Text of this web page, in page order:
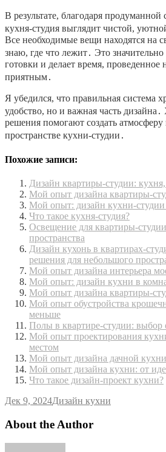
В результате, благодаря продуманной
кухня-студия выглядит чистой,
Все необходимые вещи находятся на
знаю, где что лежит․ Это значительно
готовки и делает время, проведенное
приятным․
Я убедился, что правильная система
удобство, но и важная часть
решения помогают создать
пространстве кухни-студии․
Похожие записи:
Дизайн квартиры-студии:
Мой опыт дизайна квартиры-
Мой опыт: дизайн кухни-
Что такое кухня-студия?
Освещение для квартиры-
пространства
Дизайн кухонь в квартирах-
решения для небольшого
Мой опыт дизайна интерьера
Мой опыт: дизайн кухни в
Мой опыт дизайна квартиры-
Мой опыт обустройства
меньше
Полы в квартире-студии: выбор
Мой опыт проектирования
местом
Мой опыт дизайна дачной
Мой опыт дизайна кухни: от
Что такое дизайн-проект кухни?
Дек 9, 2024Дизайн кухни
About the Author